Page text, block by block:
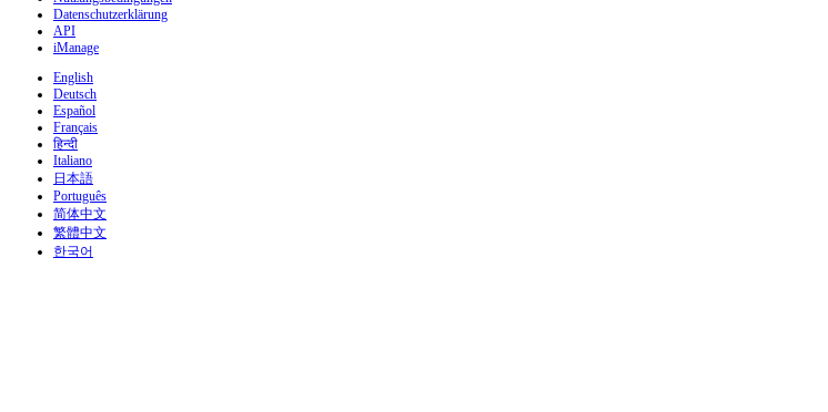
Datenschutzerklärung
API
iManage
English
Deutsch
Español
Français
हिन्दी
Italiano
日本語
Português
简体中文
繁體中文
한국어